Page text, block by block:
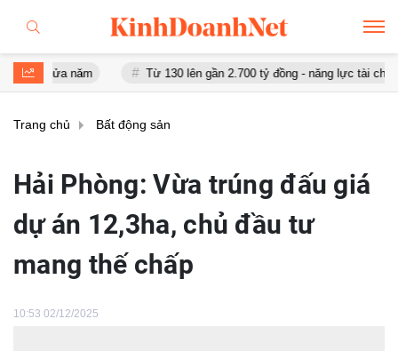
năm Từ 130 lên gần 2.700 tỷ đồng - năng lực tài chính của
Trang chủ Bất động sản
Hải Phòng: Vừa trúng đấu giá
dự án 12,3ha, chủ đầu tư
mang thế chấp
10:53 02/12/2025